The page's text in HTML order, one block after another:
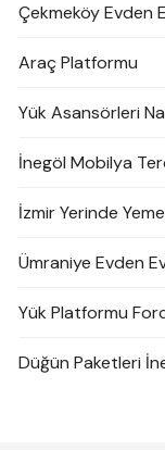
Çekmeköy Evden
Araç Platformu
Yük Asansörleri
İnegöl Mobilya
İzmir Yerinde
Ümraniye Evden
Yük Platformu
Düğün Paketleri